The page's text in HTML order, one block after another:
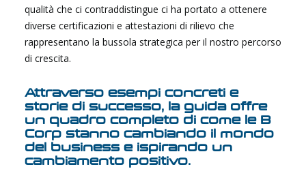
qualità che ci contraddistingue ci ha portato a ottenere
diverse certificazioni e attestazioni di rilievo che
rappresentano la bussola strategica per il nostro percorso
di crescita.
Attraverso esempi concreti e
storie di successo, la guida offre
un quadro completo di come le B
Corp stanno cambiando il mondo
del business e ispirando un
cambiamento positivo.